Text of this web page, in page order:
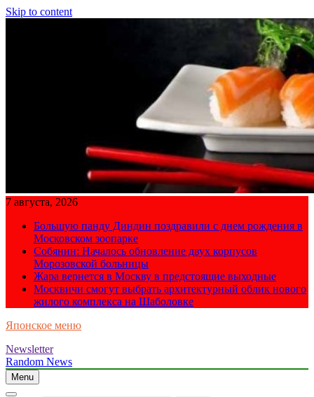
Skip to content
7 августа, 2026
Большую панду Диндин поздравили с днем рождения в
Московском зоопарке
Собянин: Началось обновление двух корпусов
Морозовской больницы
Жара вернется в Москву в предстоящие выходные
Москвичи смогут выбрать архитектурный облик нового
жилого комплекса на Шаболовке
Японское меню
Newsletter
Random News
Menu